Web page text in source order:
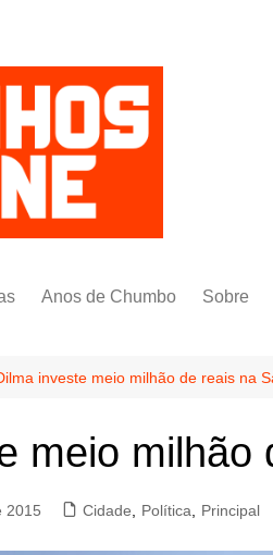
Anos de Chumbo Sobre
investe meio milhão de reais na
meio
2015 Cidade, Política, Principal